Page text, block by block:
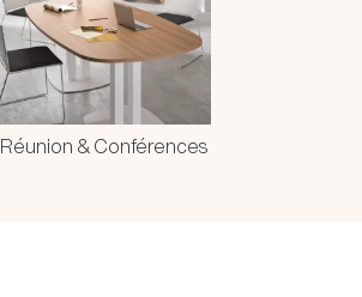
Réunion & Conférences